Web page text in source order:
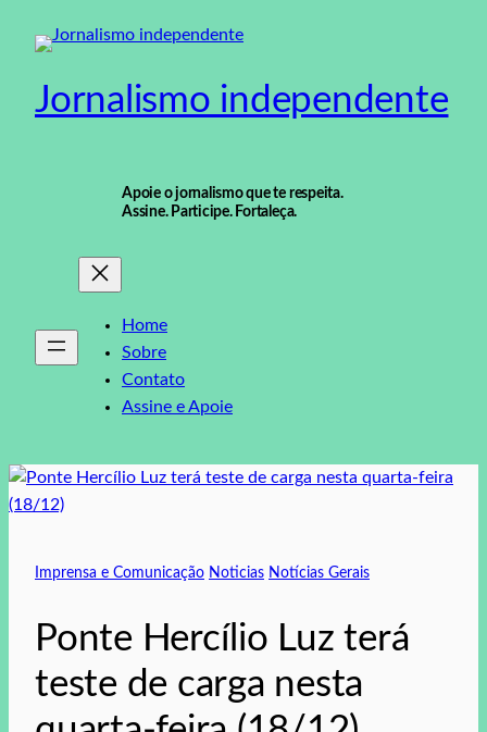
para
conteúdo
Jornalismo independente
Apoie o jornalismo que te respeita.
Assine. Participe. Fortaleça.
Home
Sobre
Contato
Assine e Apoie
Imprensa e Comunicação Noticias Notícias Gerais
Ponte Hercílio Luz terá
teste de carga nesta